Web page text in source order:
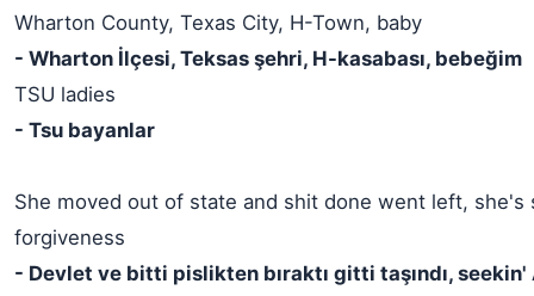
Wharton County, Texas City, H-Town, baby
- Wharton İlçesi, Teksas şehri, H-kasabası, bebeğim
TSU ladies
- Tsu bayanlar
She moved out of state and shit done went left, she's
forgiveness
- Devlet ve bitti pislikten bıraktı gitti taşındı, seekin'